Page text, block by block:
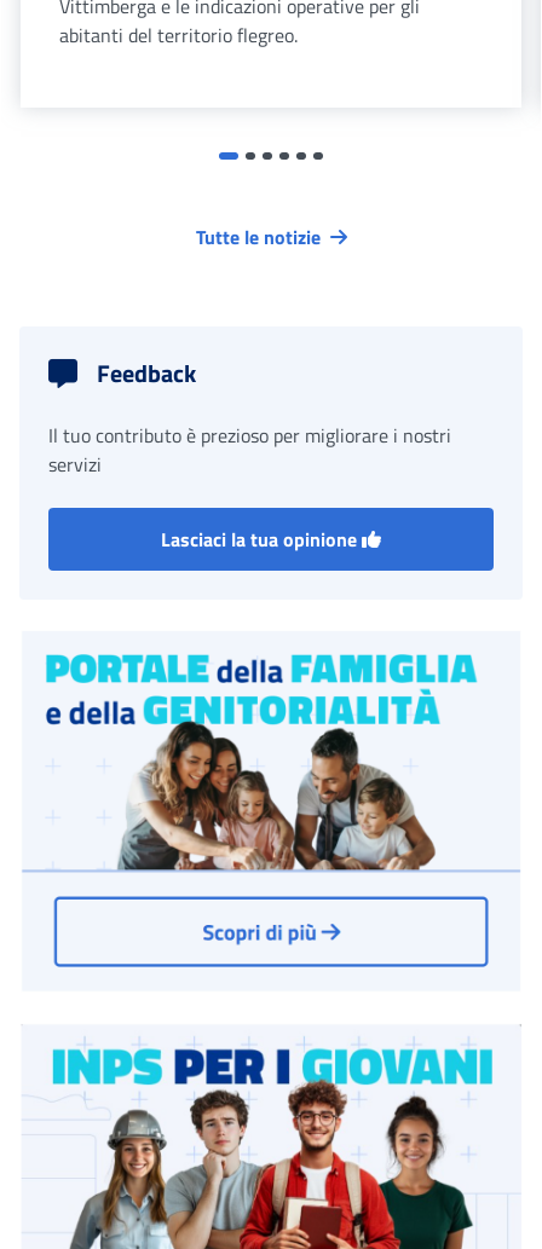
Vittimberga e le indicazioni operative per gli
abitanti del territorio flegreo.
Tutte le notizie
Feedback
Il tuo contributo è prezioso per migliorare i nostri
servizi
Lasciaci la tua opinione